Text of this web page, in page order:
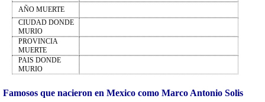
AÑO MUERTE
CIUDAD DONDE
MURIO
PROVINCIA
MUERTE
PAIS DONDE
MURIO
Famosos que nacieron en Mexico como Marco Antonio Solis